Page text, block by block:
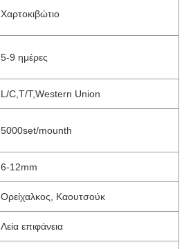
Χαρτοκιβώτιο
5-9 ημέρες
L/C,T/T,Western Union
5000set/mounth
6-12mm
Ορείχαλκος, Καουτσούκ
Λεία επιφάνεια